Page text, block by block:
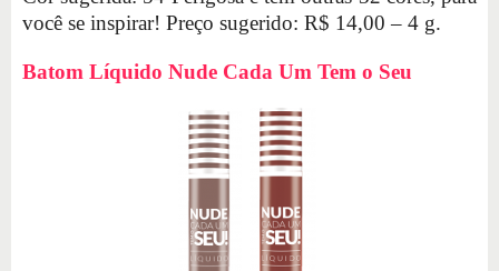
você se inspirar! Preço sugerido: R$ 14,00 – 4 g.
Batom Líquido Nude Cada Um Tem o Seu